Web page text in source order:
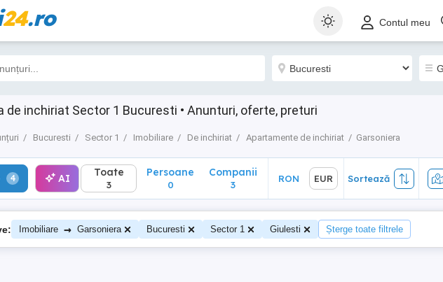
24.ro Contul meu
de inchiriat Sector 1 Bucuresti • Anunturi, oferte, preturi
Bucuresti Sector 1 Imobiliare De inchiriat Apartamente de inchiriat Garsoniera
4 AI EUR Sortează
4 AI Toate
3
Persoane
0
Companii
3
RON EUR Sortează
Imobiliare → Garsoniera Bucuresti Sector 1 Giulesti Șterge toate filtrele